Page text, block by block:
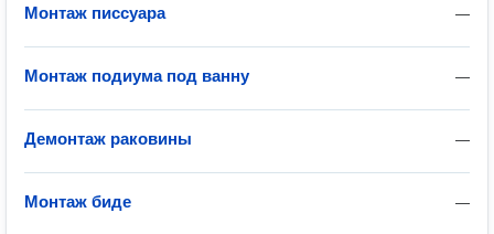
—
Монтаж писсуара
—
Монтаж подиума под ванну
—
Демонтаж раковины
—
Монтаж биде